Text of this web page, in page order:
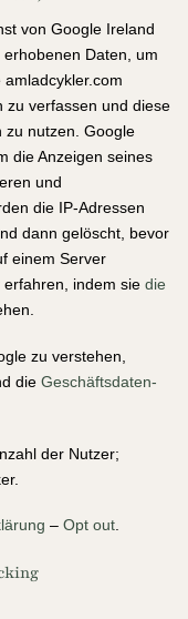
von Google Ireland
erhobenen Daten, um
zu verfassen und diese
zu nutzen. Google
die Anzeigen seines
und
die IP-Adressen
dann gelöscht, bevor
einem Server
indem sie die
zu verstehen,
die Geschäftsdaten-
der Nutzer;
– Opt out.